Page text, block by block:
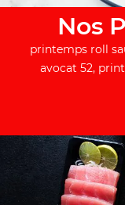
Nos
printemps roll
avocat 52,